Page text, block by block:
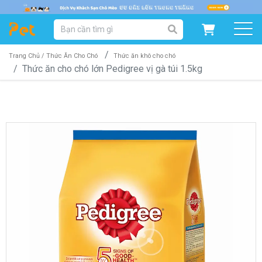
DANH MỤC SẢN PHẨM
SẢN PHẨM DÀNH CHO MÈO SẢN PHẨM DÀNH CHO CHÓ
Trang Chủ / Thức Ăn Cho Chó Thức ăn khô cho chó
Thức ăn cho chó lớn Pedigree vị gà túi 1.5kg